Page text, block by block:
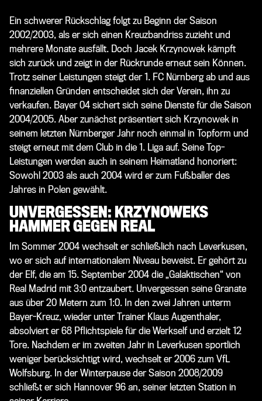
Ein schwerer Rückschlag folgt zu Beginn der Saison
2002/2003, als er sich einen Kreuzbandriss zuzieht und
mehrere Monate ausfällt. Doch Jacek Krzynowek kämpft
sich zurück und zeigt in der Rückrunde erneut sein Können.
Trotz seiner Leistungen steigt der 1. FC Nürnberg ab und aus
finanziellen Gründen entscheidet sich der Verein, ihn zu
verkaufen. Bayer 04 sichert sich seine Dienste für die Saison
2004/2005. Aber zunächst präsentiert sich Krzynowek in
seinem letzten Nürnberger Jahr noch einmal in Topform und
steigt erneut mit dem Club in die 1. Liga auf. Seine Top-
Leistungen werden auch in seinem Heimatland honoriert:
Sowohl 2003 als auch 2004 wird er zum Fußballer des
Jahres in Polen gewählt.
UNVERGESSEN: KRZYNOWEKS
HAMMER GEGEN REAL
Im Sommer 2004 wechselt er schließlich nach Leverkusen,
wo er sich auf internationalem Niveau beweist. Er gehört zu
der Elf, die am 15. September 2004 die „Galaktischen“ von
Real Madrid mit 3:0 entzaubert. Unvergessen seine Granate
aus über 20 Metern zum 1:0. In den zwei Jahren unterm
Bayer-Kreuz, wieder unter Trainer Klaus Augenthaler,
absolviert er 68 Pflichtspiele für die Werkself und erzielt 12
Tore. Nachdem er im zweiten Jahr in Leverkusen sportlich
weniger berücksichtigt wird, wechselt er 2006 zum VfL
Wolfsburg. In der Winterpause der Saison 2008/2009
schließt er sich Hannover 96 an, seiner letzten Station in